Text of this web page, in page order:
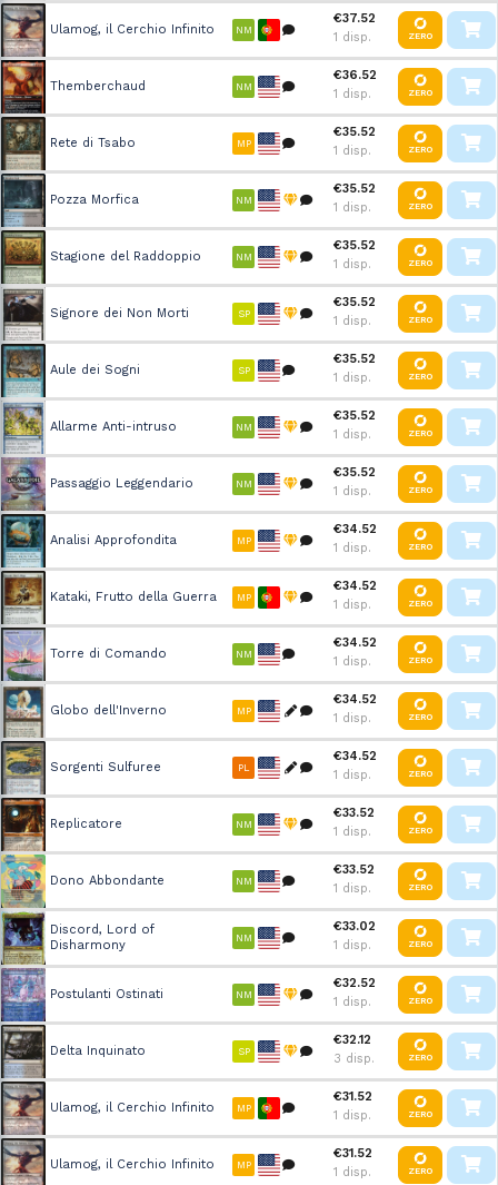
Ulamog, il Cerchio Infinito NM
€37.52
1 disp.
ZERO
Themberchaud NM
€36.52
1 disp.
ZERO
Rete di Tsabo MP
€35.52
1 disp.
ZERO
Pozza Morfica NM
€35.52
1 disp.
ZERO
Stagione del Raddoppio NM
€35.52
1 disp.
ZERO
Signore dei Non Morti SP
€35.52
1 disp.
ZERO
Aule dei Sogni SP
€35.52
1 disp.
ZERO
Allarme Anti-intruso NM
€35.52
1 disp.
ZERO
Passaggio Leggendario NM
€35.52
1 disp.
ZERO
Analisi Approfondita MP
€34.52
1 disp.
ZERO
Kataki, Frutto della Guerra MP
€34.52
1 disp.
ZERO
Torre di Comando NM
€34.52
1 disp.
ZERO
Globo dell'Inverno MP
€34.52
1 disp.
ZERO
Sorgenti Sulfuree PL
€34.52
1 disp.
ZERO
Replicatore NM
€33.52
1 disp.
ZERO
Dono Abbondante NM
€33.52
1 disp.
ZERO
Discord, Lord of
Disharmony
NM
€33.02
1 disp.
ZERO
Postulanti Ostinati NM
€32.52
1 disp.
ZERO
Delta Inquinato SP
€32.12
3 disp.
ZERO
Ulamog, il Cerchio Infinito MP
€31.52
1 disp.
ZERO
Ulamog, il Cerchio Infinito MP
€31.52
1 disp.
ZERO